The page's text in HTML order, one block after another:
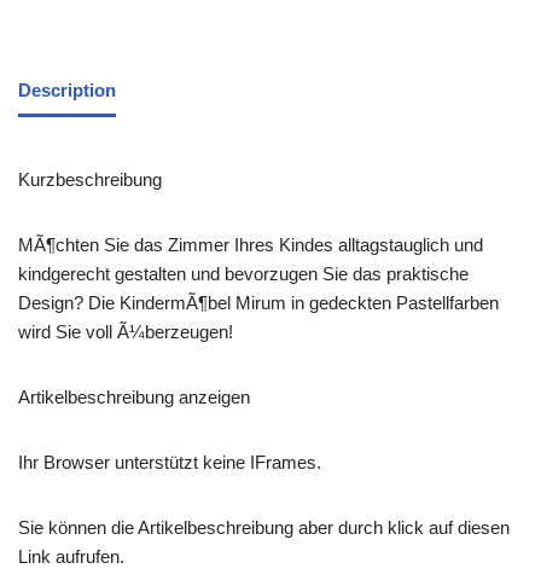
Description
Kurzbeschreibung
MÃ¶chten Sie das Zimmer Ihres Kindes alltagstauglich und
kindgerecht gestalten und bevorzugen Sie das praktische
Design? Die KindermÃ¶bel Mirum in gedeckten Pastellfarben
wird Sie voll Ã¼berzeugen!
Artikelbeschreibung anzeigen
Ihr Browser unterstützt keine IFrames.
Sie können die Artikelbeschreibung aber durch klick auf diesen
Link aufrufen.